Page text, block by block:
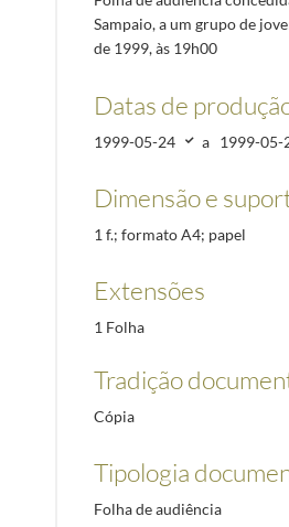
Sampaio, a um grupo de
de 1999, às 19h00
Datas de
1999-05-24 a 1999-05-
Dimensão e
1 f.; formato A4; papel
Extensões
1 Folha
Tradição
Cópia
Tipologia
Folha de audiência